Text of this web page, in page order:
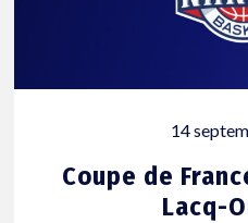
14
Coupe de
Lacq-